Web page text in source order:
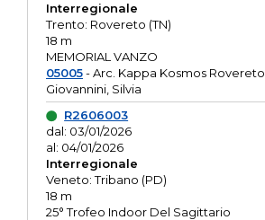
Interregionale
Trento: Rovereto (TN)
18 m
MEMORIAL VANZO
05005- Arc. Kappa Kosmos Rovereto
Giovannini, Silvia
R2606003
dal: 03/01/2026
al: 04/01/2026
Interregionale
Veneto: Tribano (PD)
18 m
25° Trofeo Indoor Del Sagittario